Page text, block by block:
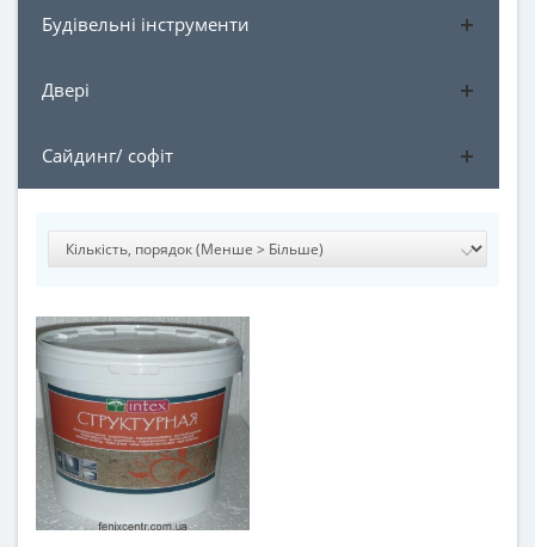
Будівельні інструменти
Двері
Сайдинг/ софіт